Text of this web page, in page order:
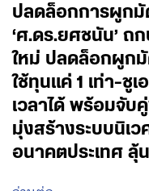
ปลดล็อกการผูกมั
‘ศ.ดร.ยศชนัน’ ถ
ใหม่ ปลดล็อกผูกมั
ใช้ทุนแค่ 1 เท่า-ชู
เวลาได้ พร้อมจับ
มุ่งสร้างระบบนิเ
อนาคตประเทศ